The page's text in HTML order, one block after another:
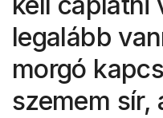
legalább
morgó
szemem sír,